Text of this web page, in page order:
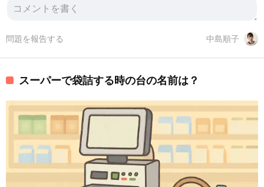
中島順子
問題を報告する
スーパーで袋詰する時の台の名前は？